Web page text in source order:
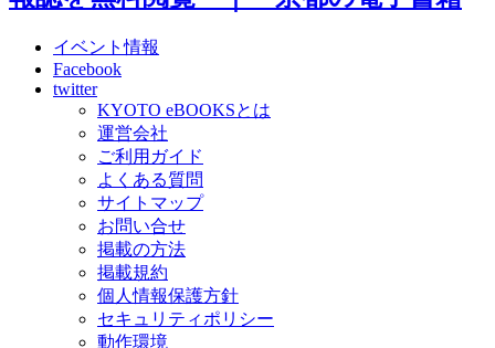
イベント情報
Facebook
twitter
KYOTO eBOOKSとは
運営会社
ご利用ガイド
よくある質問
サイトマップ
お問い合せ
掲載の方法
掲載規約
個人情報保護方針
セキュリティポリシー
動作環境